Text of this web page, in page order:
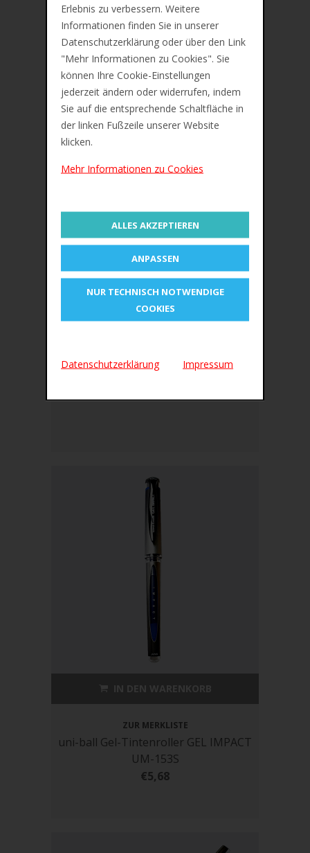
Erlebnis zu verbessern. Weitere
Informationen finden Sie in unserer
Datenschutzerklärung oder über den Link
"Mehr Informationen zu Cookies". Sie
können Ihre Cookie-Einstellungen
jederzeit ändern oder widerrufen, indem
Sie auf die entsprechende Schaltfläche in
der linken Fußzeile unserer Website
klicken.
Mehr Informationen zu Cookies
ALLES AKZEPTIEREN
ANPASSEN
NUR TECHNISCH NOTWENDIGE
COOKIES
Datenschutzerklärung Impressum
STABILO Tintenroller worker fine
€6,30
IN DEN WARENKORB
ZUR MERKLISTE
STABILO Tintenroller worker fine
ZUR MERKLISTE
uni-ball Gel-Tintenroller GEL IMPACT
UM-153S
€5,68